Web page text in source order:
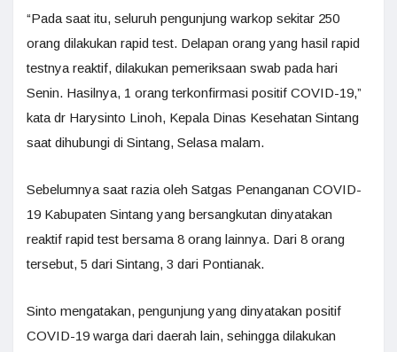
“Pada saat itu, seluruh pengunjung warkop sekitar 250
orang dilakukan rapid test. Delapan orang yang hasil rapid
testnya reaktif, dilakukan pemeriksaan swab pada hari
Senin. Hasilnya, 1 orang terkonfirmasi positif COVID-19,”
kata dr Harysinto Linoh, Kepala Dinas Kesehatan Sintang
saat dihubungi di Sintang, Selasa malam.
Sebelumnya saat razia oleh Satgas Penanganan COVID-
19 Kabupaten Sintang yang bersangkutan dinyatakan
reaktif rapid test bersama 8 orang lainnya. Dari 8 orang
tersebut, 5 dari Sintang, 3 dari Pontianak.
Sinto mengatakan, pengunjung yang dinyatakan positif
COVID-19 warga dari daerah lain, sehingga dilakukan